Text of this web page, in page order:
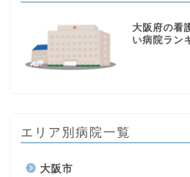
大阪府の看
い病院ラン
エリア別病院一覧
大阪市